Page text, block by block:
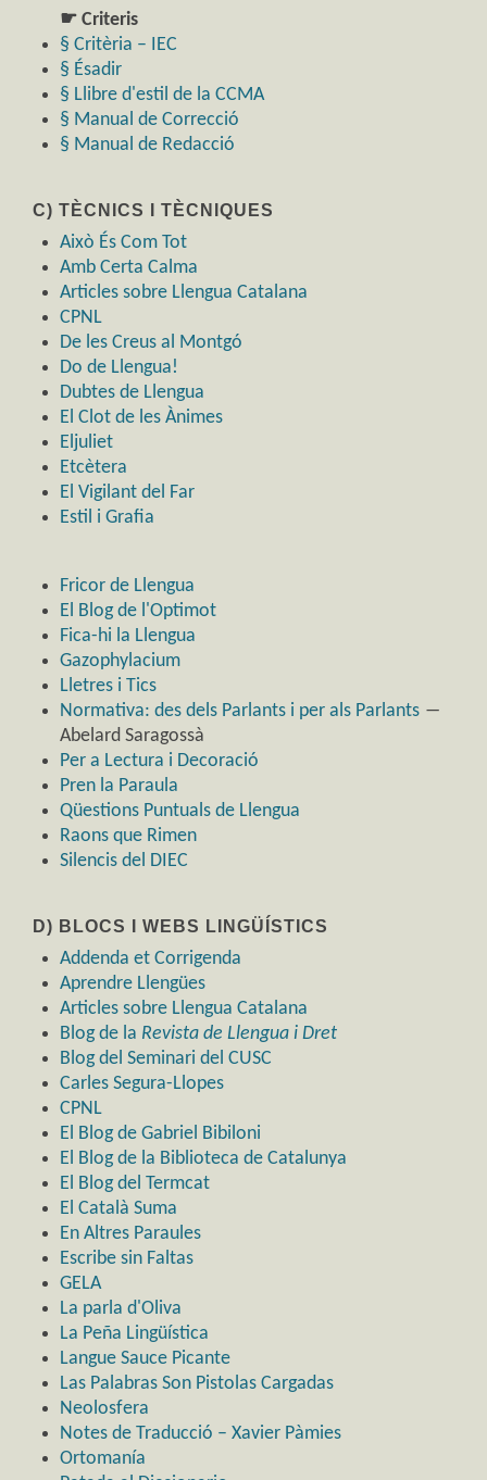
☛ Criteris
§ Critèria – IEC
§ Ésadir
§ Llibre d'estil de la CCMA
§ Manual de Correcció
§ Manual de Redacció
C) TÈCNICS I TÈCNIQUES
Això És Com Tot
Amb Certa Calma
Articles sobre Llengua Catalana
CPNL
De les Creus al Montgó
Do de Llengua!
Dubtes de Llengua
El Clot de les Ànimes
Eljuliet
Etcètera
El Vigilant del Far
Estil i Grafia
Fricor de Llengua
El Blog de l'Optimot
Fica-hi la Llengua
Gazophylacium
Lletres i Tics
Normativa: des dels Parlants i per als Parlants ―
Abelard Saragossà
Per a Lectura i Decoració
Pren la Paraula
Qüestions Puntuals de Llengua
Raons que Rimen
Silencis del DIEC
D) BLOCS I WEBS LINGÜÍSTICS
Addenda et Corrigenda
Aprendre Llengües
Articles sobre Llengua Catalana
Blog de la Revista de Llengua i Dret
Blog del Seminari del CUSC
Carles Segura-Llopes
CPNL
El Blog de Gabriel Bibiloni
El Blog de la Biblioteca de Catalunya
El Blog del Termcat
El Català Suma
En Altres Paraules
Escribe sin Faltas
GELA
La parla d'Oliva
La Peña Lingüística
Langue Sauce Picante
Las Palabras Son Pistolas Cargadas
Neolosfera
Notes de Traducció – Xavier Pàmies
Ortomanía